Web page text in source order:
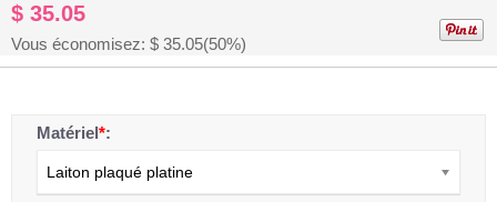
$ 35.05
Vous économisez: $ 35.05(50%)
Matériel*:
Laiton plaqué platine